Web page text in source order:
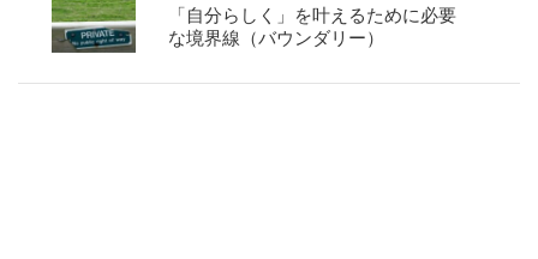
「自分らしく」を叶えるために必要
な境界線（バウンダリー）